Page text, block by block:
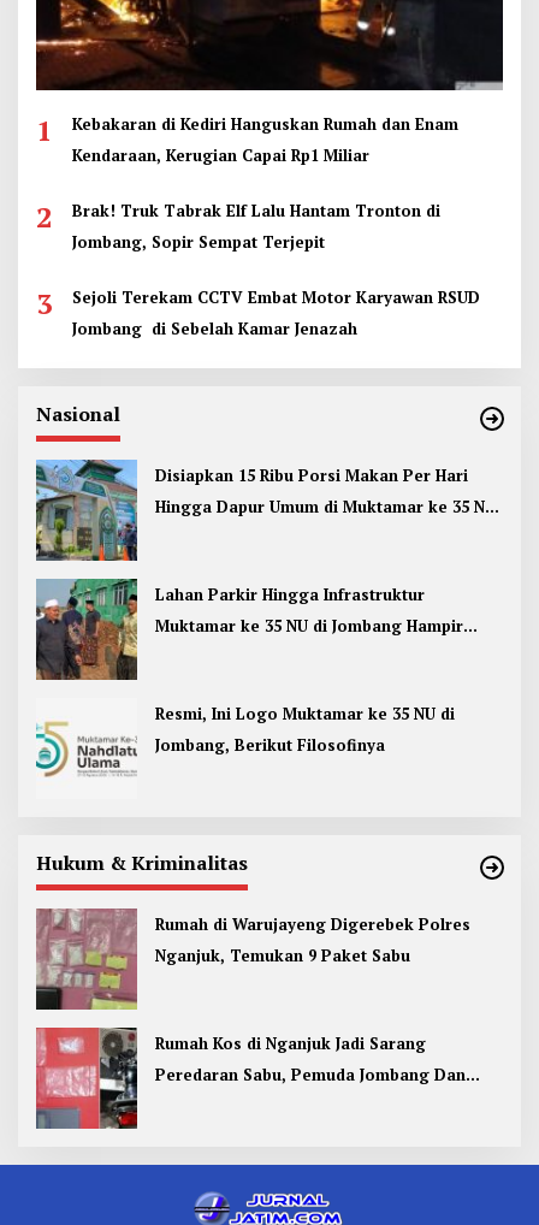
1
Kebakaran di Kediri Hanguskan Rumah dan Enam
Kendaraan, Kerugian Capai Rp1 Miliar
2
Brak! Truk Tabrak Elf Lalu Hantam Tronton di
Jombang, Sopir Sempat Terjepit
3
Sejoli Terekam CCTV Embat Motor Karyawan RSUD
Jombang di Sebelah Kamar Jenazah
Nasional
Disiapkan 15 Ribu Porsi Makan Per Hari
Hingga Dapur Umum di Muktamar ke 35 NU
Lahan Parkir Hingga Infrastruktur
Muktamar ke 35 NU di Jombang Hampir
Resmi, Ini Logo Muktamar ke 35 NU di
Jombang, Berikut Filosofinya
Hukum & Kriminalitas
Rumah di Warujayeng Digerebek Polres
Nganjuk, Temukan 9 Paket Sabu
Rumah Kos di Nganjuk Jadi Sarang
Peredaran Sabu, Pemuda Jombang Dan